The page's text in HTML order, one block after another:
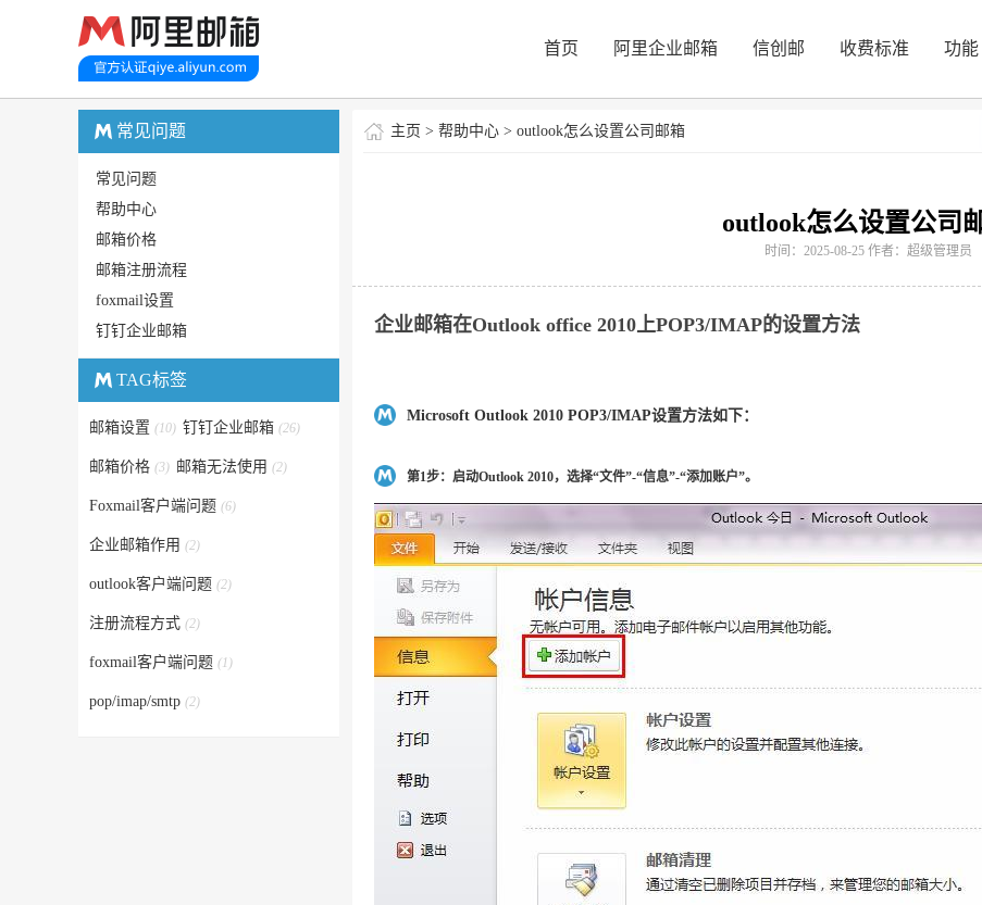
首页 阿里企业邮箱 信创邮 收费标准 功能
主页 > 帮助中心 > outlook怎么设置公司邮箱
outlook怎么设置公司
时间：2025-08-25 作者：超级管理员
企业邮箱在Outlook office 2010上POP3/IMAP的设置方法
Microsoft Outlook 2010 POP3/IMAP设置方法如下：
第1步：启动Outlook 2010，选择“文件”-“信息”-“添加账户”。
常见问题
常见问题
帮助中心
邮箱价格
邮箱注册流程
foxmail设置
钉钉企业邮箱
TAG标签
邮箱设置 (10) 钉钉企业邮箱 (26)
邮箱价格 (3) 邮箱无法使用 (2)
Foxmail客户端问题 (6)
企业邮箱作用 (2)
outlook客户端问题 (2)
注册流程方式 (2)
foxmail客户端问题 (1)
pop/imap/smtp (2)